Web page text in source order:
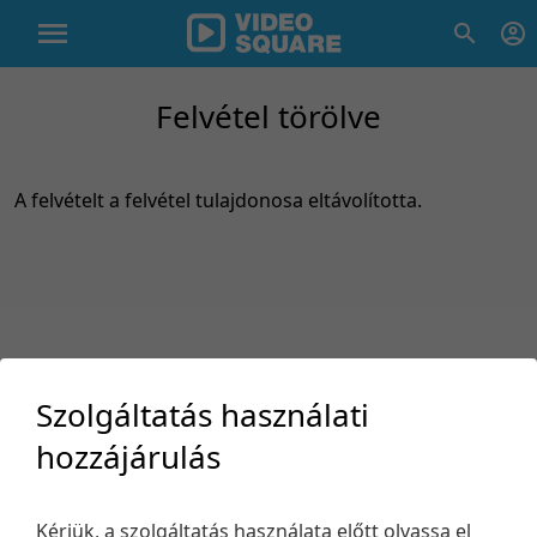
Felvétel törölve
A felvételt a felvétel tulajdonosa eltávolította.
Támogatás
Szolgáltatás használati
hozzájárulás
Kérjük, a szolgáltatás használata előtt olvassa el